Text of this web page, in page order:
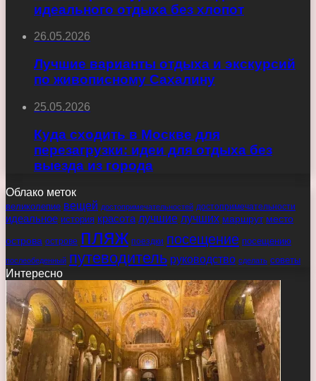
идеального отдыха без хлопот
26.05.2026
Лучшие варианты отдыха и экскурсий
по живописному Сахалину
25.05.2026
Куда сходить в Москве для
перезагрузки: идеи для отдыха без
выезда из города
Облако меток
великолепие вещей достопримечательностей достопримечательности
идеальное история красота лучшие лучших маршрут место
острова острове пляж поездки посещение посещению
послеобеденный путеводитель руководство сделать советы
Интересно